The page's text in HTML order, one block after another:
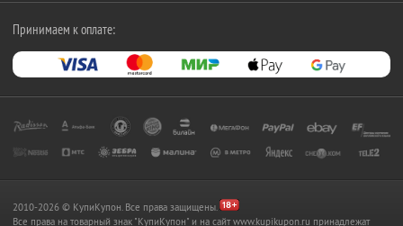
Принимаем к оплате:
2010-2026 © КупиКупон. Все права защищены.
Все права на товарный знак "КупиКупон" и на сайт www.kupikupon.ru принадлежат